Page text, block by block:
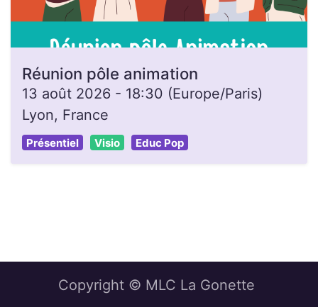
Réunion pôle animation
13 août 2026 - 18:30 (Europe/Paris)
Lyon, France
Présentiel Visio Educ Pop
Copyright © MLC La Gonette